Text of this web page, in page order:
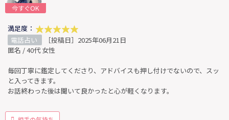
今すぐOK
満足度：
電話占い
［投稿日］2025年06月21日
匿名 / 40代 女性
毎回丁寧に鑑定してくださり、アドバイスも押し付けでないので、スッ
と入ってきます。
お話終わった後は聞いて良かったと心が軽くなります。